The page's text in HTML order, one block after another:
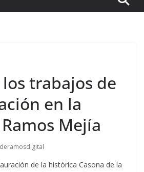
trabajos de
en la
Mejía
deramosdigital
de la histórica Casona de la